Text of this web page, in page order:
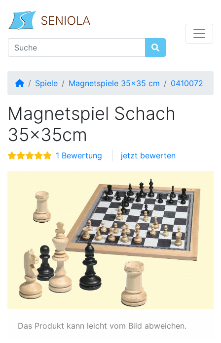
Startseite
Spiele Magnetspiele 35x35 cm 0410072
Magnetspiel Schach
35x35cm
1 Bewertung jetzt bewerten
Das Produkt kann leicht vom Bild abweichen.